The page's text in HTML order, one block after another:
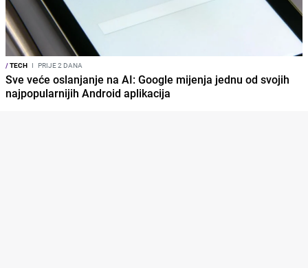
/TECH I PRIJE 2 DANA
Sve veće oslanjanje na AI: Google mijenja jednu od svojih
najpopularnijih Android aplikacija